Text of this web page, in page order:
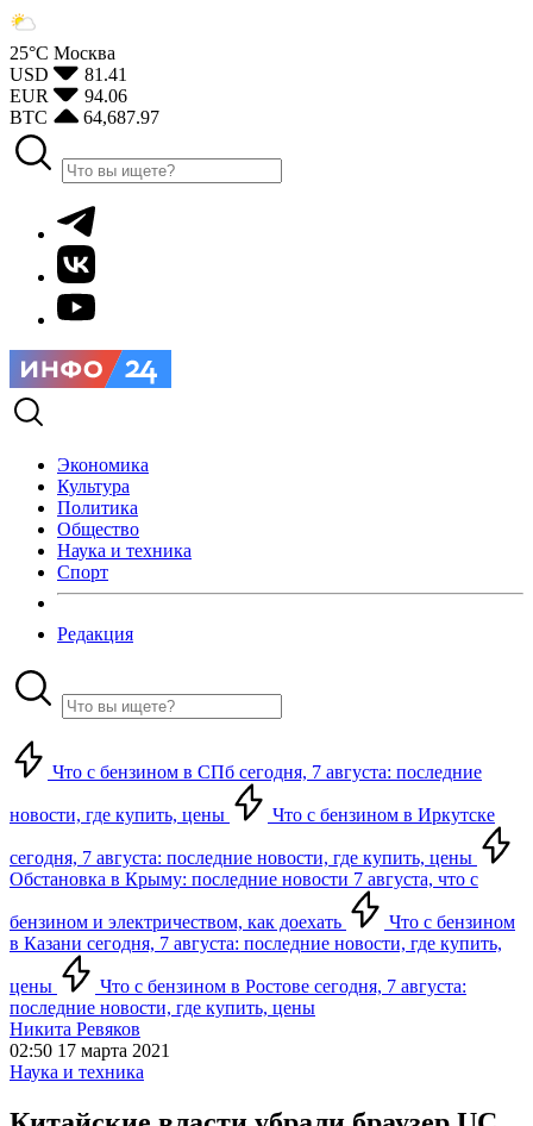
25°С Москва
USD
81.41
EUR
94.06
BTC
64,687.97
Экономика
Культура
Политика
Общество
Наука и техника
Спорт
Редакция
Что с бензином в СПб сегодня, 7 августа: последние
новости, где купить, цены Что с бензином в Иркутске
сегодня, 7 августа: последние новости, где купить, цены
Обстановка в Крыму: последние новости 7 августа, что с
бензином и электричеством, как доехать
Что с бензином
в Казани сегодня, 7 августа: последние новости, где купить,
цены
Что с бензином в Ростове сегодня, 7 августа:
последние новости, где купить, цены
Никита Ревяков
02:50 17 марта 2021
Наука и техника